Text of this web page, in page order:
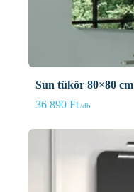
Sun tükör 80×80 cm
36 890 Ft